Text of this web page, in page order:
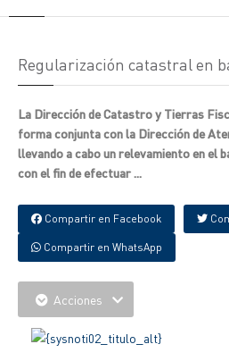
Regularización catastral en
La Dirección de Catastro y Tierras
forma conjunta con la Dirección de
llevando a cabo un relevamiento en el
con el fin de efectuar ...
Compartir en Facebook
Compartir en WhatsApp
Acciones